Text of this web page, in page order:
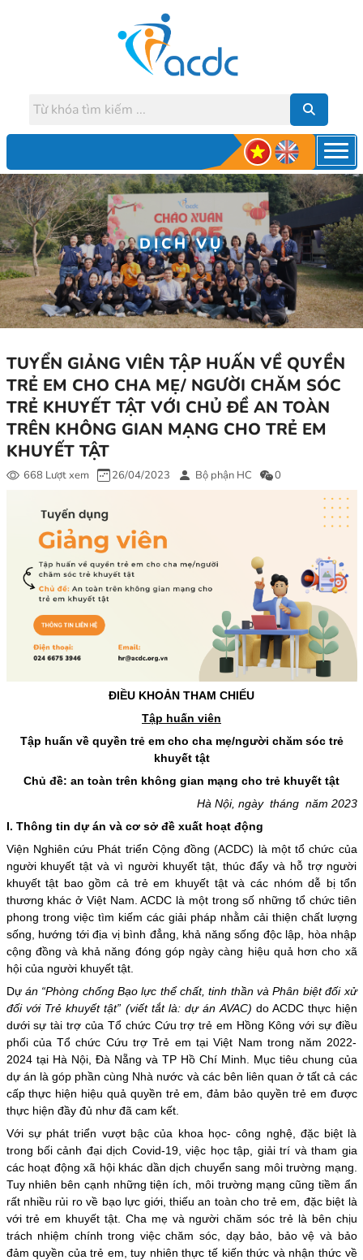
DỊCH VỤ
TUYỂN GIẢNG VIÊN TẬP HUẤN VỀ QUYỀN
TRẺ EM CHO CHA MẸ/ NGƯỜI CHĂM SÓC
TRẺ KHUYẾT TẬT VỚI CHỦ ĐỀ AN TOÀN
TRÊN KHÔNG GIAN MẠNG CHO TRẺ EM
KHUYẾT TẬT
668 Lượt xem 26/04/2023 Bộ phận HC 0
ĐIỀU KHOẢN THAM CHIẾU
Tập huấn viên
Tập huấn về quyền trẻ em cho cha mẹ/người chăm sóc trẻ
khuyết tật
Chủ đề: an toàn trên không gian mạng cho trẻ khuyết tật
Hà Nội, ngày tháng năm 2023
I. Thông tin dự án và cơ sở đề xuất hoạt động
Viện Nghiên cứu Phát triển Cộng đồng (ACDC) là một tổ chức của
người khuyết tật và vì người khuyết tật, thúc đẩy và hỗ trợ người
khuyết tật bao gồm cả trẻ em khuyết tật và các nhóm dễ bị tổn
thương khác ở Việt Nam. ACDC là một trong số những tổ chức tiên
phong trong việc tìm kiếm các giải pháp nhằm cải thiện chất lượng
sống, hướng tới địa vị bình đẳng, khả năng sống độc lập, hòa nhập
cộng đồng và khả năng đóng góp ngày càng hiệu quả hơn cho xã
hội của người khuyết tật.
Dự án “Phòng chống Bạo lực thể chất, tinh thần và Phân biệt đối xử
đối với Trẻ khuyết tật” (viết tắt là: dự án AVAC) do ACDC thực hiện
dưới sự tài trợ của Tổ chức Cứu trợ trẻ em Hồng Kông với sự điều
phối của Tổ chức Cứu trợ Trẻ em tại Việt Nam trong năm 2022-
2024 tại Hà Nội, Đà Nẵng và TP Hồ Chí Minh. Mục tiêu chung của
dự án là góp phần cùng Nhà nước và các bên liên quan ở tất cả các
cấp thực hiện hiệu quả quyền trẻ em, đảm bảo quyền trẻ em được
thực hiện đầy đủ như đã cam kết.
Với sự phát triển vượt bậc của khoa học- công nghệ, đặc biệt là
trong bối cảnh đại dịch Covid-19, việc học tập, giải trí và tham gia
các hoạt động xã hội khác dần dịch chuyển sang môi trường mạng.
Tuy nhiên bên cạnh những tiện ích, môi trường mạng cũng tiềm ẩn
rất nhiều rủi ro về bạo lực giới, thiếu an toàn cho trẻ em, đặc biệt là
với trẻ em khuyết tật. Cha mẹ và người chăm sóc trẻ là bên chịu
trách nhiệm chính trong việc chăm sóc, dạy bảo, bảo vệ và bảo
đảm quyền của trẻ em, tuy nhiên thực tế kiến thức và nhận thức về